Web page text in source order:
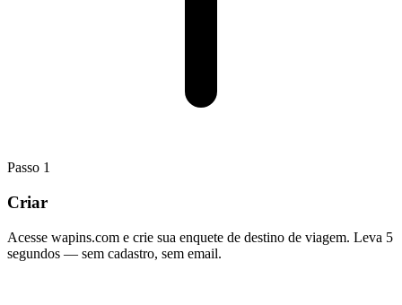
Passo 1
Criar
Acesse wapins.com e crie sua enquete de destino de viagem. Leva 5
segundos — sem cadastro, sem email.